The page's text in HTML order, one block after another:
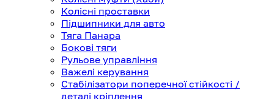
Колісні проставки
Підшипники для авто
Тяга Панара
Бокові тяги
Рульове управління
Важелі керування
Стабілізатори поперечної стійкості /
деталі кріплення